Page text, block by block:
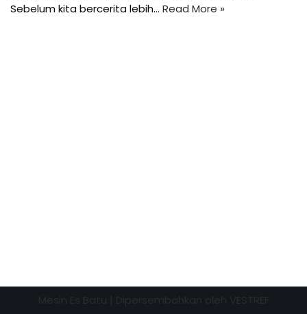
Sebelum kita bercerita lebih… Read More »
VESTREF